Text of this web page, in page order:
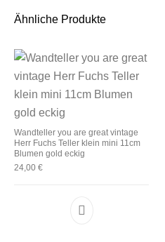
Ähnliche Produkte
Wandteller you are great vintage
Herr Fuchs Teller klein mini 11cm
Blumen gold eckig
24,00€